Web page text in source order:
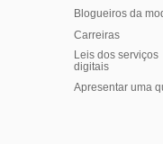
Blogueiros da
Carreiras
Leis dos serviços
digitais
Apresentar uma